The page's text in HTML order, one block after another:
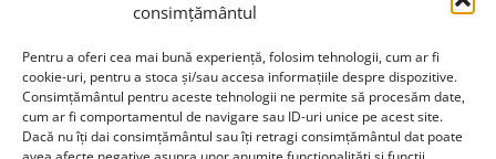
consimțământul
Pentru a oferi cea mai bună experiență, folosim tehnologii, cum ar fi
cookie-uri, pentru a stoca și/sau accesa informațiile despre dispozitive.
Consimțământul pentru aceste tehnologii ne permite să procesăm date,
cum ar fi comportamentul de navigare sau ID-uri unice pe acest site.
Dacă nu îți dai consimțământul sau îți retragi consimțământul dat poate
SOCIALS